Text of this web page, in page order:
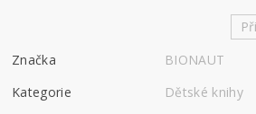
Značka
BIONAUT
Kategorie
Dětské knihy